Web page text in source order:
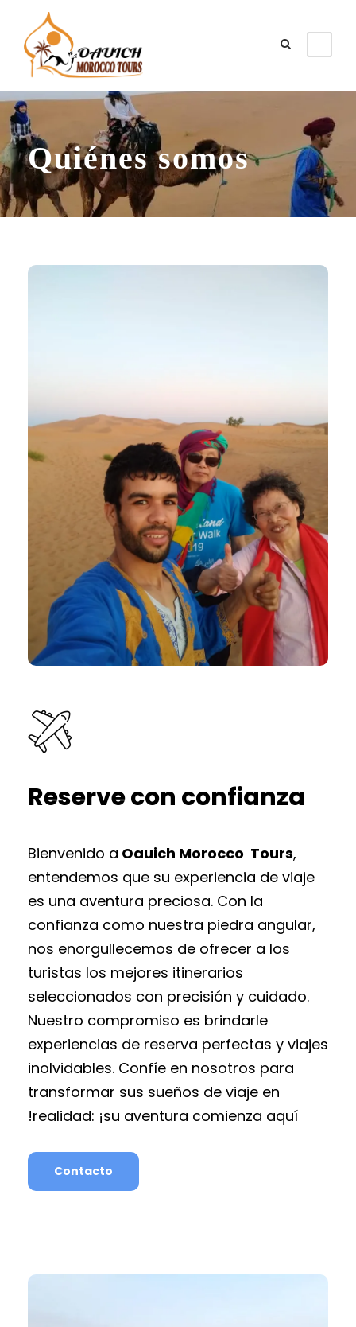
Quiénes somos
Reserve con confianza
Bienvenido a Oauich Morocco Tours,
entendemos que su experiencia de viaje
es una aventura preciosa. Con la
confianza como nuestra piedra angular,
nos enorgullecemos de ofrecer a los
turistas los mejores itinerarios
seleccionados con precisión y cuidado.
Nuestro compromiso es brindarle
experiencias de reserva perfectas y viajes
inolvidables. Confíe en nosotros para
transformar sus sueños de viaje en
realidad: ¡su aventura comienza aquí!
Contacto